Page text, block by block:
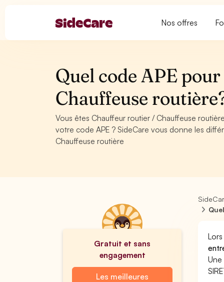
Nos offres
Quel code APE
Chauffeuse
Vous êtes Chauffeur routier / Chauffeuse
votre code APE ? SideCare vous donne les
Chauffeuse routière
Gratuit et sans
engagement
Les meilleures
Une